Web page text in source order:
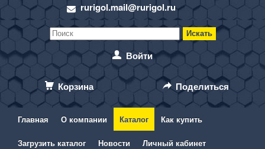
rurigol.mail@rurigol.ru
Войти
Корзина Поделиться
Главная О компании Каталог Как купить
Загрузить каталог Новости Личный кабинет